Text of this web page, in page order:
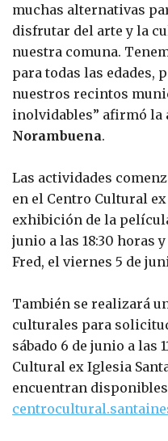
muchas alternativas
disfrutar del arte y la
nuestra comuna.
para todas las edades,
nuestros recintos
inolvidables” afirmó la
Norambuena.
Las actividades
en el Centro Cultural
exhibición de la
junio a las 18:30 horas
Fred, el viernes 5 de
También se realizará
culturales para
sábado 6 de junio a las
Cultural ex Iglesia
encuentran